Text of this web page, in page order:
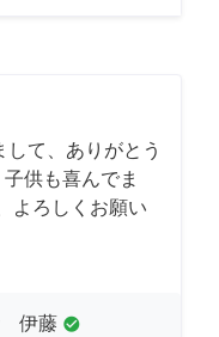
て、ありがとう
子供も喜んでま
よろしくお願い
伊藤 check_circle